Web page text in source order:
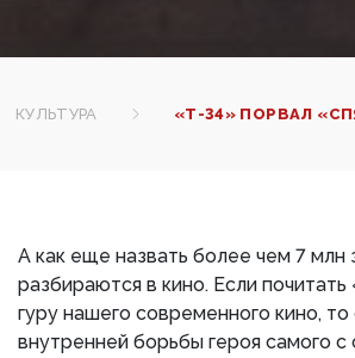
КУЛЬТУРА «Т-34» ПОРВАЛ
А как еще назвать более чем 7
разбираются в кино. Если
гуру нашего современного кино,
внутренней борьбы героя самого